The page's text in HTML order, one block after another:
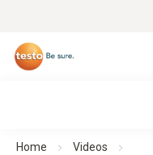
Home Videos